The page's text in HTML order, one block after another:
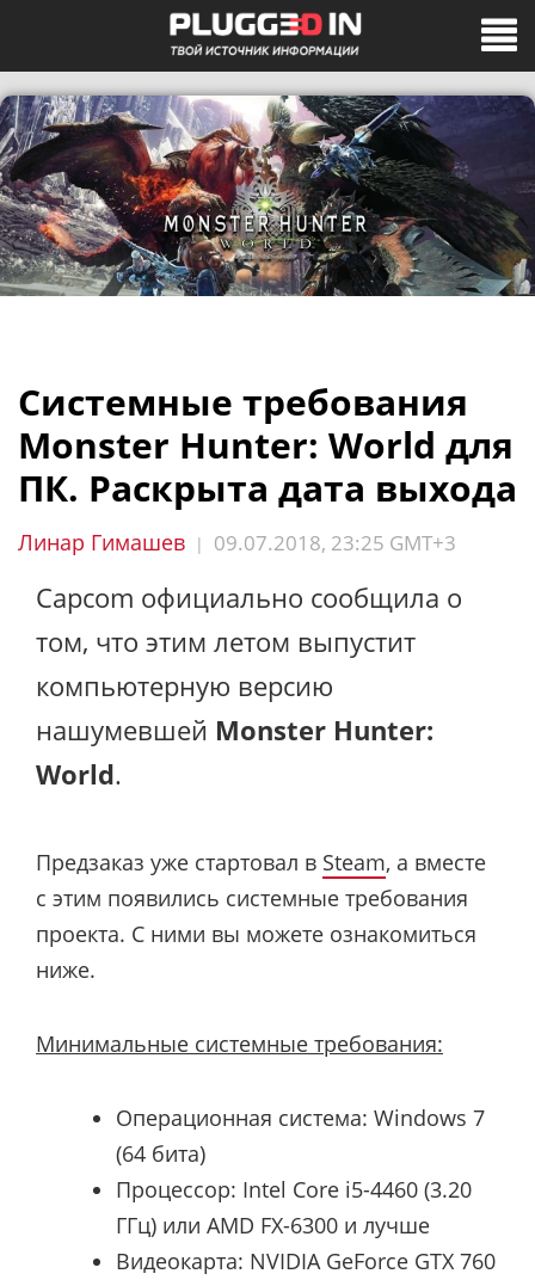
Системные требования
Monster Hunter: World для
ПК. Раскрыта дата выхода
Линар Гимашев | 09.07.2018, 23:25 GMT+3
Capcom официально сообщила о
том, что этим летом выпустит
компьютерную версию
нашумевшей Monster Hunter:
World.
Предзаказ уже стартовал в Steam, а вместе
с этим появились системные требования
проекта. С ними вы можете ознакомиться
ниже.
Минимальные системные требования:
Операционная система: Windows 7
(64 бита)
Процессор: Intel Core i5-4460 (3.20
ГГц) или AMD FX-6300 и лучше
Видеокарта: NVIDIA GeForce GTX 760